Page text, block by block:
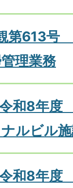
第613
理業務
和8年度
ナルビル
和8年度